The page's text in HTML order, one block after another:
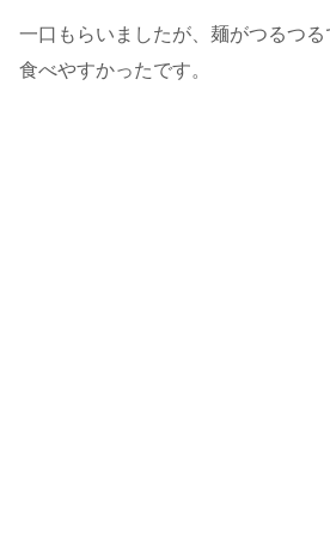
一口もらいましたが、麺がつるつ
食べやすかったです。